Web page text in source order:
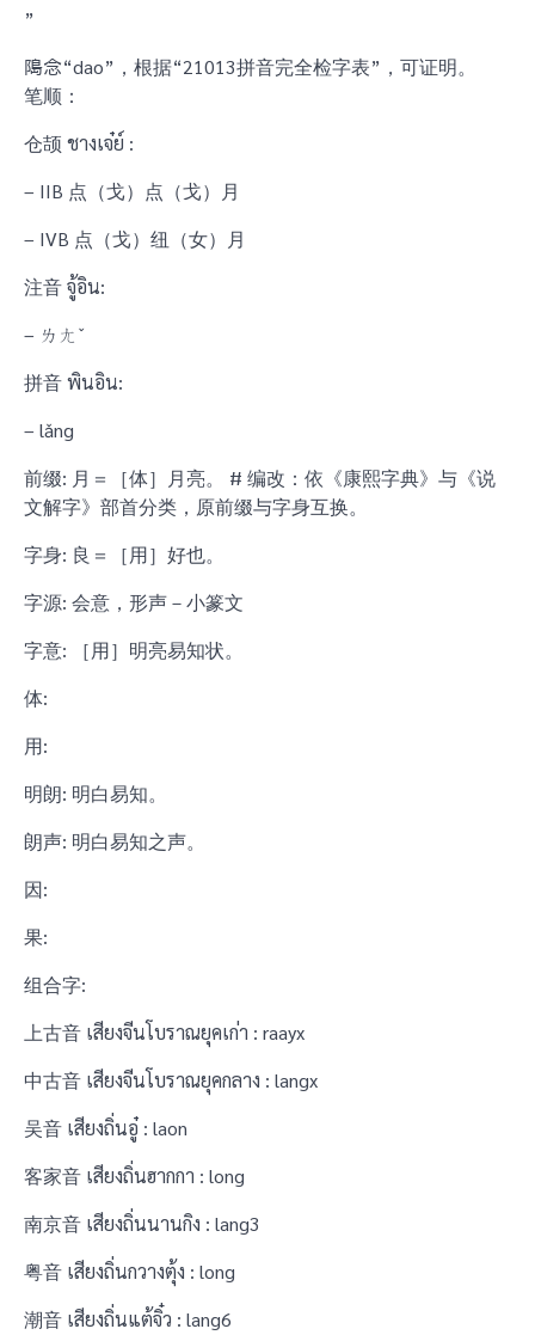
”
﨩念“dao”，根据“21013拼音完全检字表”，可证明。
笔顺：
仓颉 ชางเจ๋ย์ :
– IIB 点（戈）点（戈）月
– IVB 点（戈）纽（女）月
注音 จู้อิน:
– ㄌㄤˇ
拼音 พินอิน:
– lǎng
前缀: 月＝［体］月亮。 # 编改：依《康熙字典》与《说
文解字》部首分类，原前缀与字身互换。
字身: 良＝［用］好也。
字源: 会意，形声－小篆文
字意: ［用］明亮易知状。
体:
用:
明朗: 明白易知。
朗声: 明白易知之声。
因:
果:
组合字:
上古音 เสียงจีนโบราณยุคเก่า : raayx
中古音 เสียงจีนโบราณยุคกลาง : langx
吴音 เสียงถิ่นอู๋ : laon
客家音 เสียงถิ่นฮากกา : long
南京音 เสียงถิ่นนานกิง : lang3
粤音 เสียงถิ่นกวางตุ้ง : long
潮音 เสียงถิ่นแต้จิ๋ว : lang6